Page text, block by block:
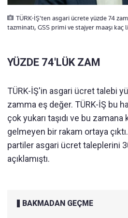
TÜRK-İŞ'ten asgari ücrete yüzde 74
tazminatı, GSS primi ve stajyer maaşı kaç
YÜZDE 74'LÜK ZAM
TÜRK-İŞ'in asgari ücret talebi
zamma eş değer. TÜRK-İŞ bu
çok yukarı taşıdı ve bu
gelmeyen bir rakam ortaya
partiler asgari ücret taleplerini
açıklamıştı.
BAKMADAN GEÇME